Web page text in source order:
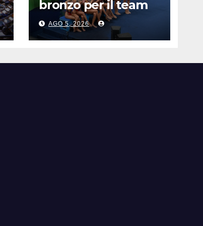
bronzo per il team
acrobatico artistico
dell’Italia
AGO 5, 2026